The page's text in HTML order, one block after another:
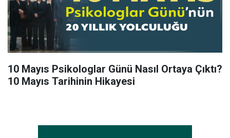
10 Mayıs Psikologlar Günü Nasıl Ortaya Çıktı?
10 Mayıs Tarihinin Hikayesi